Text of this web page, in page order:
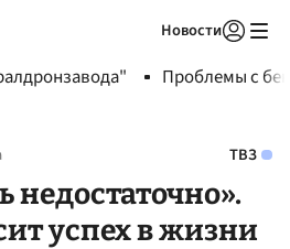
Новости
Проблемы с
ТВЗ
успех в жизни